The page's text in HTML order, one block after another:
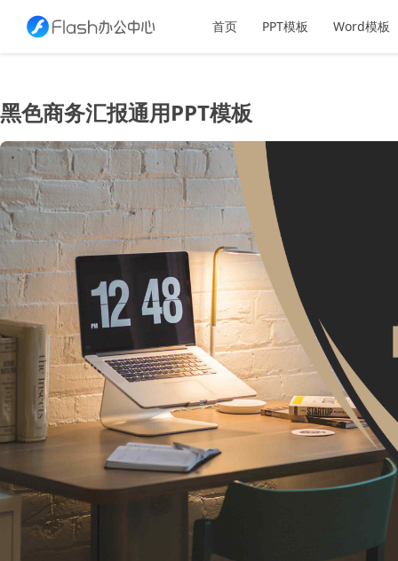
首页 PPT模板 Word模板
黑色商务汇报通用PPT模板